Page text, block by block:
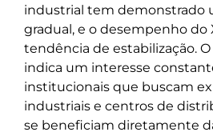
industrial tem demonstrado
gradual, e o desempenho do
tendência de estabilização.
indica um interesse
institucionais que buscam
industriais e centros de
se beneficiam diretamente